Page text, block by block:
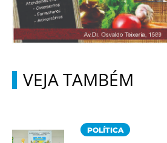
VEJA TAMBÉM
POLÍTICA